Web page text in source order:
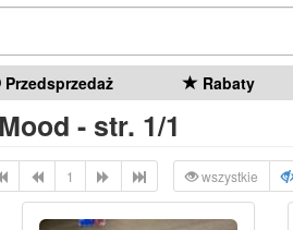
Przedsprzedaż Rabaty
- str. 1/1
1 wszystkie